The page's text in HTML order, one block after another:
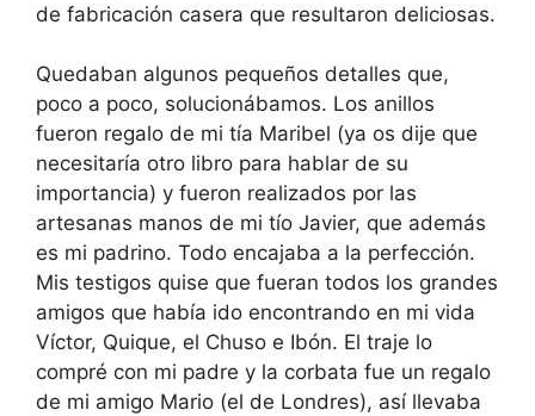
de fabricación casera que resultaron deliciosas.
Quedaban algunos pequeños detalles que,
poco a poco, solucionábamos. Los anillos
fueron regalo de mi tía Maribel (ya os dije que
necesitaría otro libro para hablar de su
importancia) y fueron realizados por las
artesanas manos de mi tío Javier, que además
es mi padrino. Todo encajaba a la perfección.
Mis testigos quise que fueran todos los grandes
amigos que había ido encontrando en mi vida
Víctor, Quique, el Chuso e Ibón. El traje lo
compré con mi padre y la corbata fue un regalo
de mi amigo Mario (el de Londres), así llevaba